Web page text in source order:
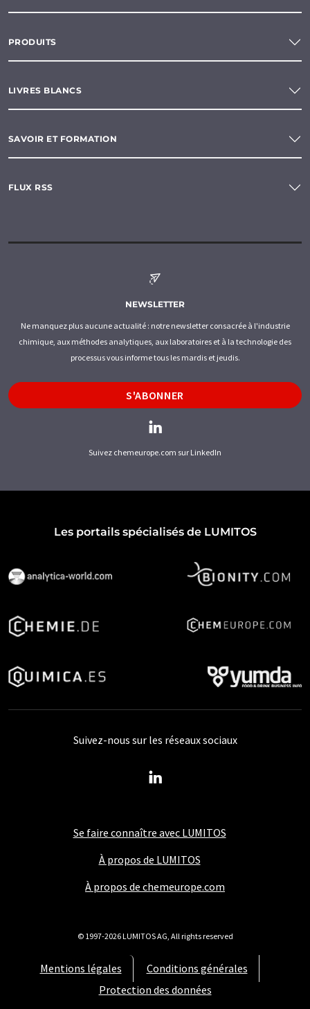
PRODUITS
LIVRES BLANCS
SAVOIR ET FORMATION
FLUX RSS
NEWSLETTER
Ne manquez plus aucune actualité : notre newsletter consacrée à l'industrie
chimique, aux méthodes analytiques, aux laboratoires et à la technologie des
processus vous informe tous les mardis et jeudis.
S'ABONNER
Suivez chemeurope.com sur LinkedIn
Les portails spécialisés de LUMITOS
Se faire connaître avec LUMITOS
À propos de LUMITOS
À propos de chemeurope.com
Mentions légales
Conditions générales
Protection des données
Suivez-nous sur les réseaux sociaux
© 1997-2026 LUMITOS AG, All rights reserved